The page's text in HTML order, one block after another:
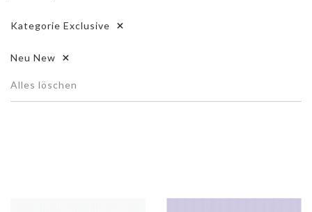
Kategorie Exclusive
Neu New
Alles löschen